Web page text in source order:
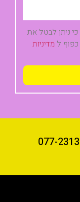
ניתן לבטל את
ל מדיניות